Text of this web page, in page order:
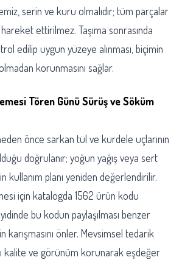
serin ve kuru olmalıdır; tüm parçalar
ettirilmez. Taşıma sonrasında
edilip uygun yüzeye alınması, biçimin
korunmasını sağlar.
Tören Günü Sürüş ve Söküm
önce sarkan tül ve kurdele uçlarının
doğrulanır; yoğun yağış veya sert
kullanım planı yeniden değerlendirilir.
için katalogda 1562 ürün kodu
bu kodun paylaşılması benzer
önler. Mevsimsel tedarik
kalite ve görünüm korunarak eşdeğer